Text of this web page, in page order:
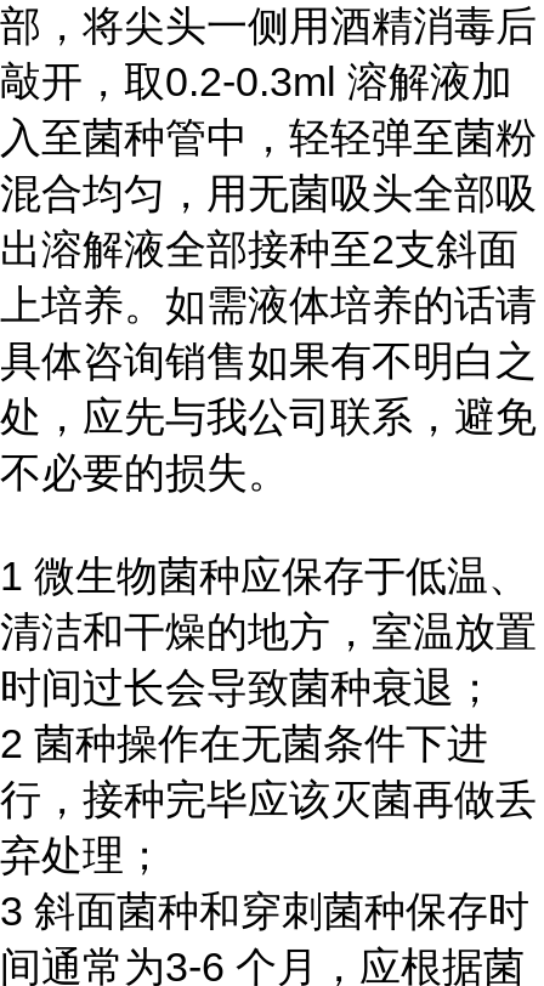
部，将尖头一侧用酒精消毒后
敲开，取0.2-0.3ml 溶解液加
入至菌种管中，轻轻弹至菌粉
混合均匀，用无菌吸头全部吸
出溶解液全部接种至2支斜面
上培养。如需液体培养的话请
具体咨询销售如果有不明白之
处，应先与我公司联系，避免
不必要的损失。
1 微生物菌种应保存于低温、
清洁和干燥的地方，室温放置
时间过长会导致菌种衰退；
2 菌种操作在无菌条件下进
行，接种完毕应该灭菌再做丢
弃处理；
3 斜面菌种和穿刺菌种保存时
间通常为3-6 个月，应根据菌